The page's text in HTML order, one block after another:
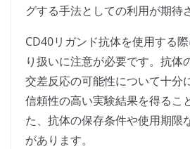
グする手法としての利用が期待
CD40リガンド抗体を使用する
り扱いに注意が必要です。抗体
交差反応の可能性について十分
信頼性の高い実験結果を得るこ
た、抗体の保存条件や使用期限
があります。